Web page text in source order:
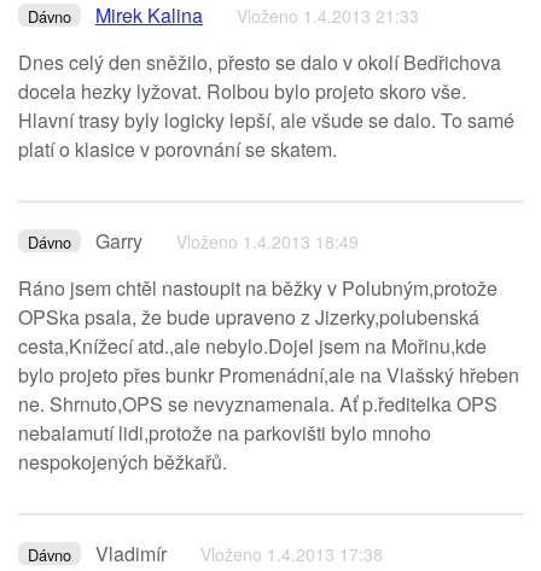
Dávno Mirek Kalina Vloženo 1.4.2013 21:33
Dnes celý den sněžilo, přesto se dalo v okolí Bedřichova
docela hezky lyžovat. Rolbou bylo projeto skoro vše.
Hlavní trasy byly logicky lepší, ale všude se dalo. To samé
platí o klasice v porovnání se skatem.
Dávno Garry Vloženo 1.4.2013 18:49
Ráno jsem chtěl nastoupit na běžky v Polubným,protože
OPSka psala, že bude upraveno z Jizerky,polubenská
cesta,Knížecí atd.,ale nebylo.Dojel jsem na Mořinu,kde
bylo projeto přes bunkr Promenádní,ale na Vlašský hřeben
ne. Shrnuto,OPS se nevyznamenala. Ať p.ředitelka OPS
nebalamutí lidi,protože na parkovišti bylo mnoho
nespokojených běžkařů.
Dávno Vladimír Vloženo 1.4.2013 17:38